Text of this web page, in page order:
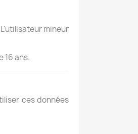
mineur
16 ans.
ces données